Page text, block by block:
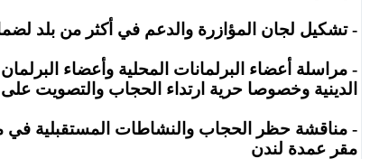
- تشكيل لجان المؤازرة والدعم في أكثر من بلد
- مراسلة أعضاء البرلمانات المحلية وأعضاء
الدينية وخصوصا حرية ارتداء الحجاب والتصويت
- مناقشة حظر الحجاب والنشاطات المستقبلية في
مقر عمدة لندن